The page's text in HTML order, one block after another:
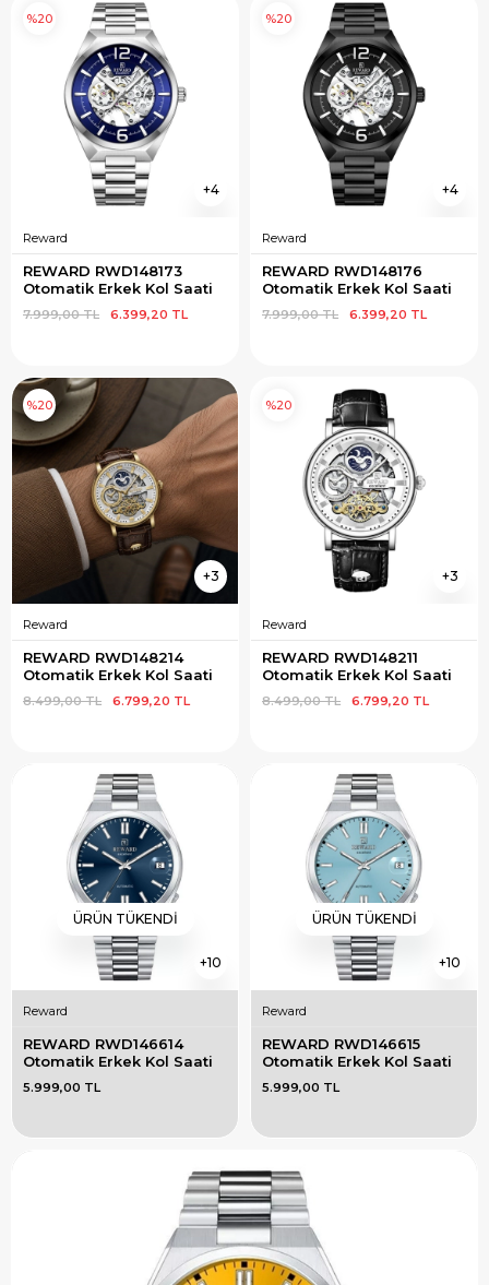
4
Reward
REWARD RWD148173
Otomatik Erkek Kol Saati
6.399,20 TL
7.999,00 TL
%20
4
Reward
REWARD RWD148176
Otomatik Erkek Kol Saati
6.399,20 TL
7.999,00 TL
%20
3
Reward
REWARD RWD148214
Otomatik Erkek Kol Saati
6.799,20 TL
8.499,00 TL
%20
3
Reward
REWARD RWD148211
Otomatik Erkek Kol Saati
6.799,20 TL
8.499,00 TL
%20
10
ÜRÜN TÜKENDI
Reward
REWARD RWD146614
Otomatik Erkek Kol Saati
5.999,00 TL
10
ÜRÜN TÜKENDI
Reward
REWARD RWD146615
Otomatik Erkek Kol Saati
5.999,00 TL